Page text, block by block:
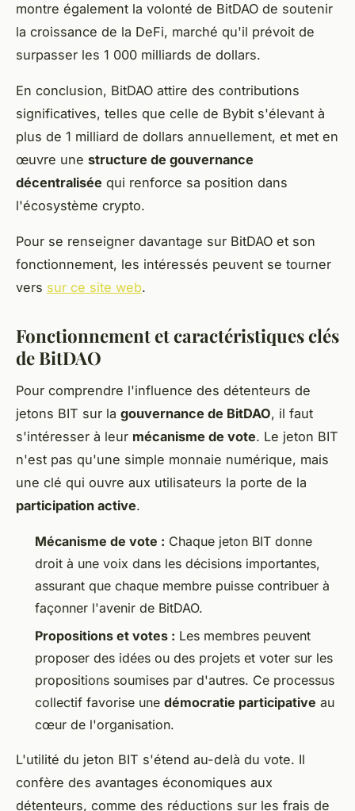
montre également la volonté de BitDAO de soutenir
la croissance de la DeFi, marché qu'il prévoit de
surpasser les 1 000 milliards de dollars.
En conclusion, BitDAO attire des contributions
significatives, telles que celle de Bybit s'élevant à
plus de 1 milliard de dollars annuellement, et met en
œuvre une structure de gouvernance
décentralisée qui renforce sa position dans
l'écosystème crypto.
Pour se renseigner davantage sur BitDAO et son
fonctionnement, les intéressés peuvent se tourner
vers sur ce site web.
Fonctionnement et caractéristiques clés
de BitDAO
Pour comprendre l'influence des détenteurs de
jetons BIT sur la gouvernance de BitDAO, il faut
s'intéresser à leur mécanisme de vote. Le jeton BIT
n'est pas qu'une simple monnaie numérique, mais
une clé qui ouvre aux utilisateurs la porte de la
participation active.
Mécanisme de vote : Chaque jeton BIT donne
droit à une voix dans les décisions importantes,
assurant que chaque membre puisse contribuer à
façonner l'avenir de BitDAO.
Propositions et votes : Les membres peuvent
proposer des idées ou des projets et voter sur les
propositions soumises par d'autres. Ce processus
collectif favorise une démocratie participative au
cœur de l'organisation.
L'utilité du jeton BIT s'étend au-delà du vote. Il
confère des avantages économiques aux
détenteurs, comme des réductions sur les frais de